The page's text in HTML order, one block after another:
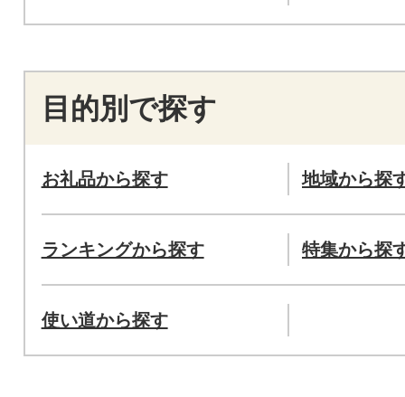
目的別で探す
お礼品から探す 地域から探
ランキングから探す 特集から探
使い道から探す